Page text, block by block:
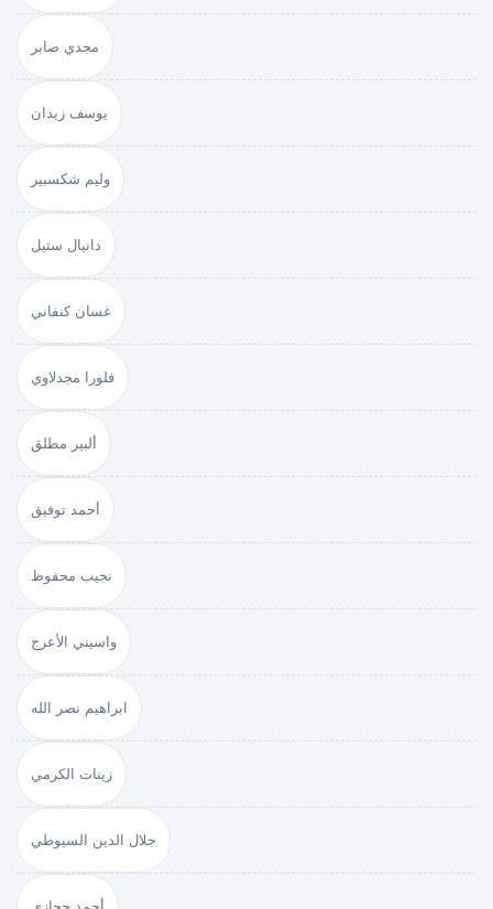
مجدي صابر
يوسف زيدان
وليم شكسبير
دانيال ستيل
غسان كنفاني
فلورا مجدلاوي
ألبير مطلق
أحمد توفيق
نجيب محفوظ
واسيني الأعرج
ابراهيم نصر الله
زينات الكرمي
جلال الدين السيوطي